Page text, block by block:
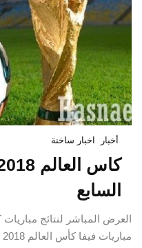
أخبار اخبار ساخنة
السابع